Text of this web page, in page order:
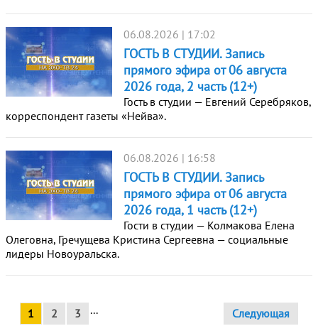
06.08.2026 | 17:02
ГОСТЬ В СТУДИИ. Запись
прямого эфира от 06 августа
2026 года, 2 часть (12+)
Гость в студии — Евгений Серебряков,
корреспондент газеты «Нейва».
06.08.2026 | 16:58
ГОСТЬ В СТУДИИ. Запись
прямого эфира от 06 августа
2026 года, 1 часть (12+)
Гости в студии — Колмакова Елена
Олеговна, Гречущева Кристина Сергеевна — социальные
лидеры Новоуральска.
1 2 3 ... Следующая